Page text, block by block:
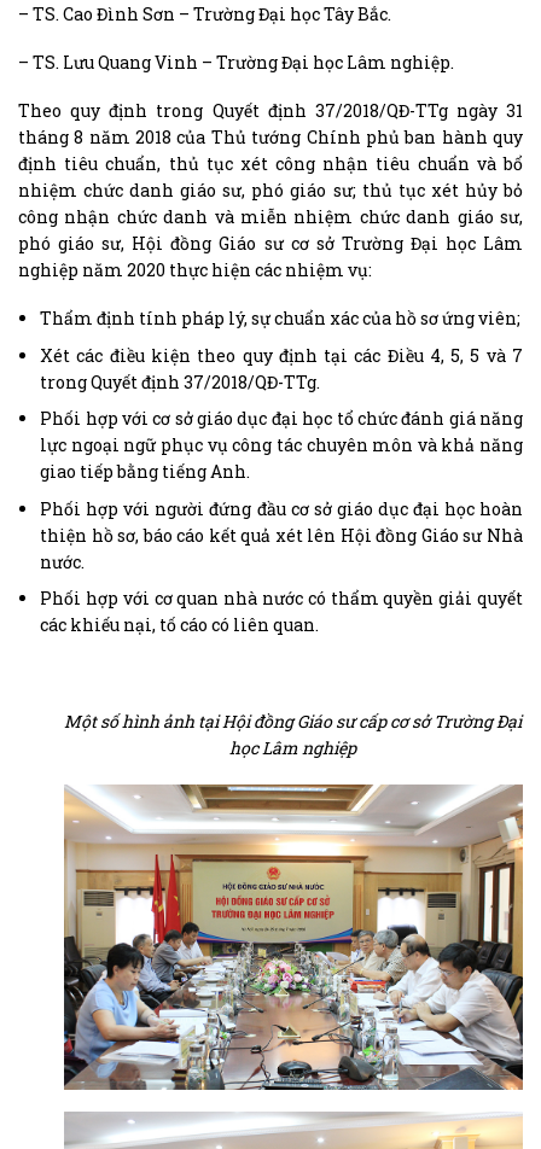
– TS. Cao Đình Sơn – Trường Đại học Tây Bắc.
– TS. Lưu Quang Vinh – Trường Đại học Lâm nghiệp.
Theo quy định trong Quyết định 37/2018/QĐ-TTg ngày 31
tháng 8 năm 2018 của Thủ tướng Chính phủ ban hành quy
định tiêu chuẩn, thủ tục xét công nhận tiêu chuẩn và bổ
nhiệm chức danh giáo sư, phó giáo sư; thủ tục xét hủy bỏ
công nhận chức danh và miễn nhiệm chức danh giáo sư,
phó giáo sư, Hội đồng Giáo sư cơ sở Trường Đại học Lâm
nghiệp năm 2020 thực hiện các nhiệm vụ:
Thẩm định tính pháp lý, sự chuẩn xác của hồ sơ ứng viên;
Xét các điều kiện theo quy định tại các Điều 4, 5, 5 và 7
trong Quyết định 37/2018/QĐ-TTg.
Phối hợp với cơ sở giáo dục đại học tổ chức đánh giá năng
lực ngoại ngữ phục vụ công tác chuyên môn và khả năng
giao tiếp bằng tiếng Anh.
Phối hợp với người đứng đầu cơ sở giáo dục đại học hoàn
thiện hồ sơ, báo cáo kết quả xét lên Hội đồng Giáo sư Nhà
nước.
Phối hợp với cơ quan nhà nước có thẩm quyền giải quyết
các khiếu nại, tố cáo có liên quan.
Một số hình ảnh tại Hội đồng Giáo sư cấp cơ sở Trường Đại
học Lâm nghiệp